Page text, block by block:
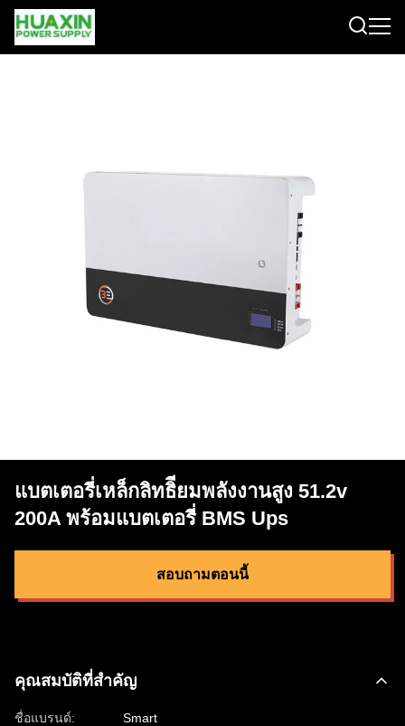
แบตเตอรี่เหล็กลิทธิียมพลังงานสูง 51.2v
200A พร้อมแบตเตอรี่ BMS Ups
สอบถามตอนนี้
คุณสมบัติที่สำคัญ
ชื่อแบรนด์:
Smart